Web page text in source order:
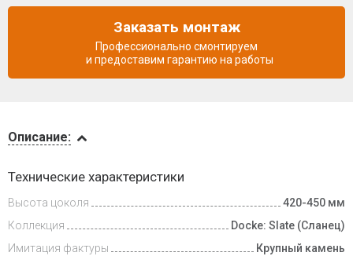
Доставка
и оплата
Описание:
Технические характеристики
Высота цоколя
420-450 мм
Коллекция
Docke: Slate (Сланец)
Имитация фактуры
Крупный камень
Заказать монтаж
Профессионально смонтируем
и предоставим гарантию на работы